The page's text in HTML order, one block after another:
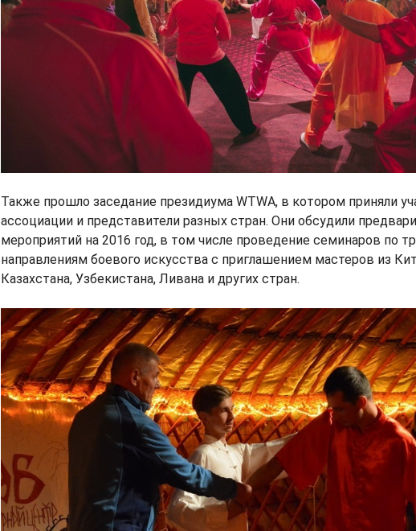
Также прошло заседание президиума WTWA, в котором приняли
ассоциации и представители разных стран. Они обсудили
мероприятий на 2016 год, в том числе проведение семинаров по
направлениям боевого искусства с приглашением мастеров из
Казахстана, Узбекистана, Ливана и других стран.